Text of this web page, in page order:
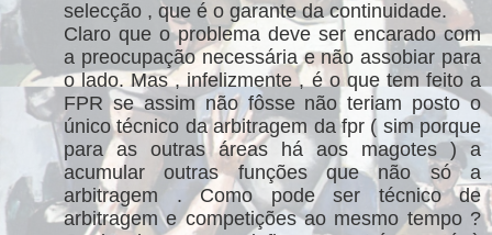
selecção , que é o garante da continuidade.
Claro que o problema deve ser encarado com
a preocupação necessária e não assobiar para
o lado. Mas , infelizmente , é o que tem feito a
FPR se assim não fôsse não teriam posto o
único técnico da arbitragem da fpr ( sim porque
para as outras áreas há aos magotes ) a
acumular outras funções que não só a
arbitragem . Como pode ser técnico de
arbitragem e competições ao mesmo tempo ?